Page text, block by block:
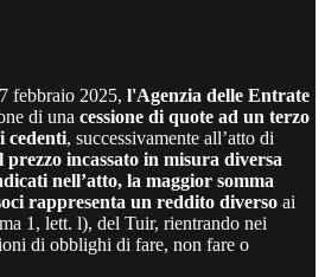
febbraio 2025, l'Agenzia delle Entrate
di una cessione di quote ad un terzo
cedenti, successivamente all’atto di
incassato in misura diversa
nell’atto, la maggior somma
rappresenta un reddito diverso ai
1, lett. l), del Tuir, rientrando nei
di obblighi di fare, non fare o